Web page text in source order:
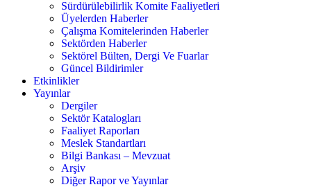
Sürdürülebilirlik Komite Faaliyetleri
Üyelerden Haberler
Çalışma Komitelerinden Haberler
Sektörden Haberler
Sektörel Bülten, Dergi Ve Fuarlar
Güncel Bildirimler
Etkinlikler
Yayınlar
Dergiler
Sektör Katalogları
Faaliyet Raporları
Meslek Standartları
Bilgi Bankası – Mevzuat
Arşiv
Diğer Rapor ve Yayınlar